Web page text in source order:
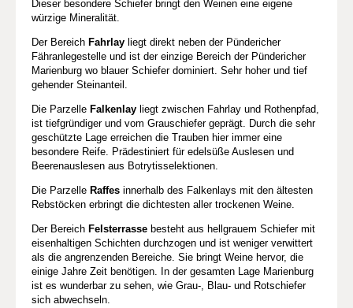
Dieser besondere Schiefer bringt den Weinen eine eigene
würzige Mineralität.
Der Bereich Fahrlay liegt direkt neben der Pündericher
Fähranlegestelle und ist der einzige Bereich der Pündericher
Marienburg wo blauer Schiefer dominiert. Sehr hoher und tief
gehender Steinanteil.
Die Parzelle Falkenlay liegt zwischen Fahrlay und Rothenpfad,
ist tiefgründiger und vom Grauschiefer geprägt. Durch die sehr
geschützte Lage erreichen die Trauben hier immer eine
besondere Reife. Prädestiniert für edelsüße Auslesen und
Beerenauslesen aus Botrytisselektionen.
Die Parzelle Raffes innerhalb des Falkenlays mit den ältesten
Rebstöcken erbringt die dichtesten aller trockenen Weine.
Der Bereich Felsterrasse besteht aus hellgrauem Schiefer mit
eisenhaltigen Schichten durchzogen und ist weniger verwittert
als die angrenzenden Bereiche. Sie bringt Weine hervor, die
einige Jahre Zeit benötigen. In der gesamten Lage Marienburg
ist es wunderbar zu sehen, wie Grau-, Blau- und Rotschiefer
sich abwechseln.